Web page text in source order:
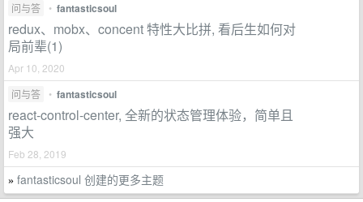
问与答 • fantasticsoul
redux、mobx、concent 特性大比拼, 看后生如何对
局前辈(1)
Apr 10, 2020
问与答
• fantasticsoul
react-control-center, 全新的状态管理体验，简单且
强大
Feb 28, 2019
» fantasticsoul 创建的更多主题